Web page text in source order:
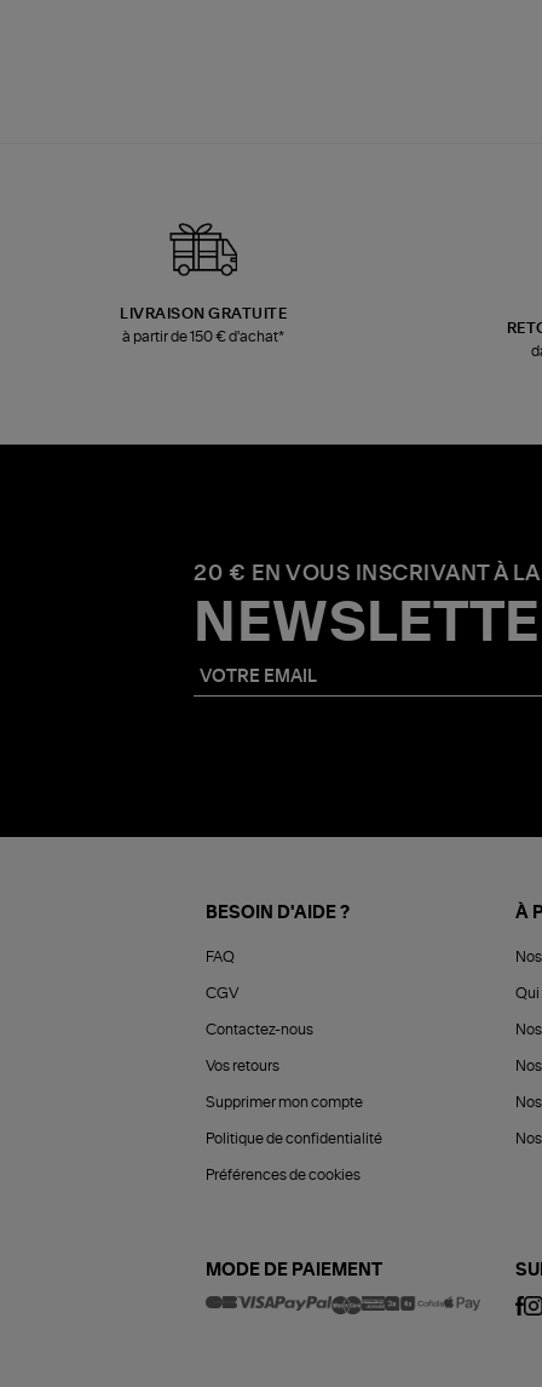
LIVRAISON GRATUITE
à partir de 150 € d'achat*
20 € EN VOUS INSCRIVANT À LA
BESOIN D'AIDE ?
FAQ
CGV
Contactez-nous
Vos retours
Supprimer mon compte
Politique de confidentialité
Préférences de cookies
À
Qui
MODE DE PAIEMENT